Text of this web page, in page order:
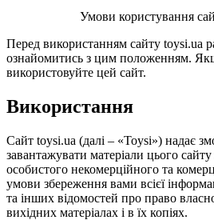
Умови користування
Перед використанням сайту toysi.ua
ознайомитись з цим положенням.
використовуйте цей сайт.
Використання
Сайт toysi.ua (далі – «Toysi») надає
завантажувати матеріали цього
особистого некомерційного та
умови збереження вами всієї
та інших відомостей про право
вихідних матеріалах і в їх копіях.